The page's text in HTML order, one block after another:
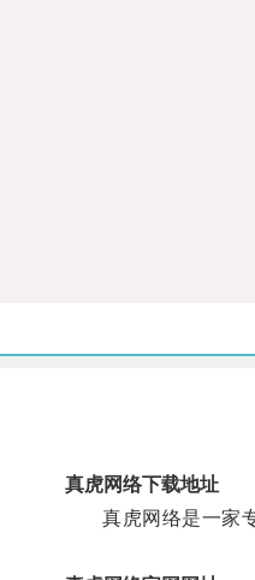
真虎网络下载地址
真虎网络是一家专